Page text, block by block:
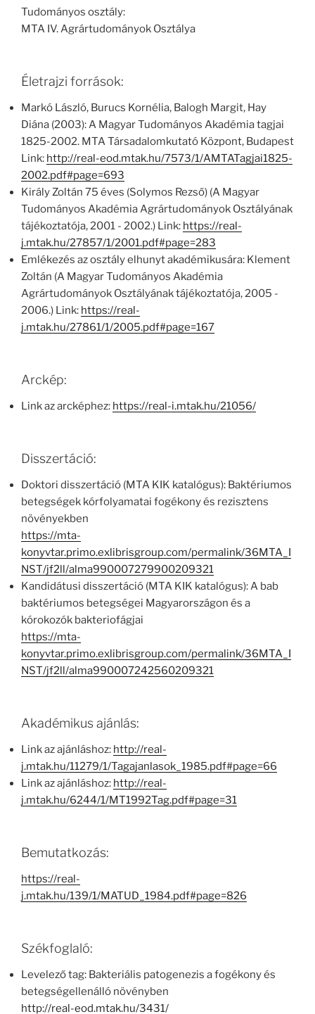
Tudományos osztály:
MTA IV. Agrártudományok Osztálya
Életrajzi források:
Markó László, Burucs Kornélia, Balogh Margit, Hay
Diána (2003): A Magyar Tudományos Akadémia tagjai
1825-2002. MTA Társadalomkutató Központ, Budapest
Link: http://real-eod.mtak.hu/7573/1/AMTATagjai1825-
2002.pdf#page=693
Király Zoltán 75 éves (Solymos Rezső) (A Magyar
Tudományos Akadémia Agrártudományok Osztályának
tájékoztatója, 2001 - 2002.) Link: https://real-
j.mtak.hu/27857/1/2001.pdf#page=283
Emlékezés az osztály elhunyt akadémikusára: Klement
Zoltán (A Magyar Tudományos Akadémia
Agrártudományok Osztályának tájékoztatója, 2005 -
2006.) Link: https://real-
j.mtak.hu/27861/1/2005.pdf#page=167
Arckép:
Link az arcképhez: https://real-i.mtak.hu/21056/
Disszertáció:
Doktori disszertáció (MTA KIK katalógus): Baktériumos
betegségek kórfolyamatai fogékony és rezisztens
növényekben
https://mta-
konyvtar.primo.exlibrisgroup.com/permalink/36MTA_I
NST/jf2ll/alma990007279900209321
Kandidátusi disszertáció (MTA KIK katalógus): A bab
baktériumos betegségei Magyarországon és a
kórokozók bakteriofágjai
https://mta-
konyvtar.primo.exlibrisgroup.com/permalink/36MTA_I
NST/jf2ll/alma990007242560209321
Akadémikus ajánlás:
Link az ajánláshoz: http://real-
j.mtak.hu/11279/1/Tagajanlasok_1985.pdf#page=66
Link az ajánláshoz: http://real-
j.mtak.hu/6244/1/MT1992Tag.pdf#page=31
Bemutatkozás:
https://real-
j.mtak.hu/139/1/MATUD_1984.pdf#page=826
Székfoglaló:
Levelező tag: Bakteriális patogenezis a fogékony és
betegségellenálló növényben
http://real-eod.mtak.hu/3431/